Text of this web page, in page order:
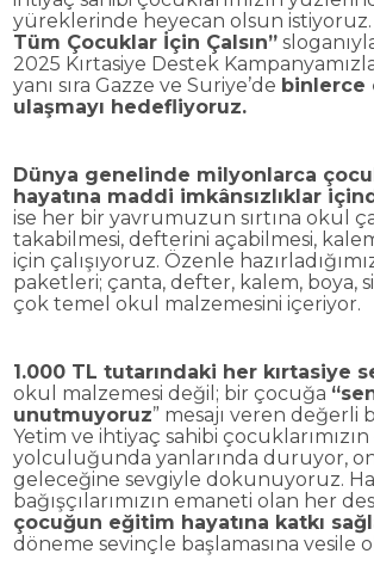
yüreklerinde heyecan olsun istiyoruz.
Tüm Çocuklar İçin Çalsın”
2025 Kırtasiye Destek
yanı sıra Gazze ve Suriye’de binlerce
ulaşmayı hedefliyoruz.
Dünya genelinde milyonlarca
hayatına maddi imkânsızlıklar
ise her bir yavrumuzun sırtına okul
takabilmesi, defterini açabilmesi,
için çalışıyoruz. Özenle
paketleri; çanta, defter, kalem, boya,
çok temel okul malzemesini içeriyor.
1.000 TL tutarındaki her kırtasiye
okul malzemesi değil; bir çocuğa
unutmuyoruz” mesajı veren değerli
Yetim ve ihtiyaç sahibi
yolculuğunda yanlarında duruyor,
geleceğine sevgiyle dokunuyoruz.
bağışçılarımızın emaneti olan her
çocuğun eğitim hayatına katkı
döneme sevinçle başlamasına vesile